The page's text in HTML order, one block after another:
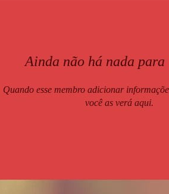
Ainda não há nada para
Quando esse membro adicionar
você as verá aqui.